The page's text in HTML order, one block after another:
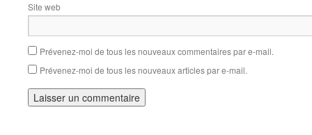
Site web
Prévenez-moi de tous les nouveaux commentaires par e-mail.
Prévenez-moi de tous les nouveaux articles par e-mail.